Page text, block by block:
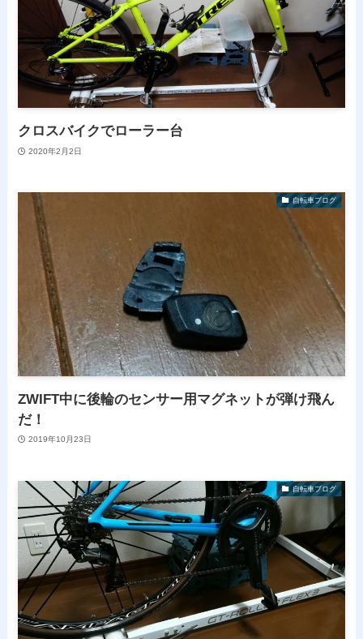
クロスバイクでローラー台
2020年2月2日
自転車ブログ
ZWIFT中に後輪のセンサー用マグネットが弾け飛ん
だ！
2019年10月23日
自転車ブログ